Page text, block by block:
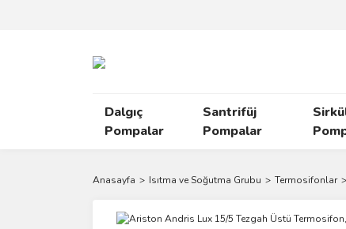
Dalgıç
Pompalar
Santrifüj
Pompalar
Anasayfa Isıtma ve Soğutma Grubu Termosifonlar